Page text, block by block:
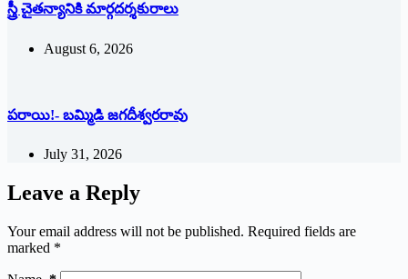
స్త్రీ చైతన్యానికి మార్గదర్శకురాలు
August 6, 2026
పరాయి!- బమ్మిడి జగదీశ్వరరావు
July 31, 2026
Leave a Reply
Your email address will not be published. Required fields are
marked *